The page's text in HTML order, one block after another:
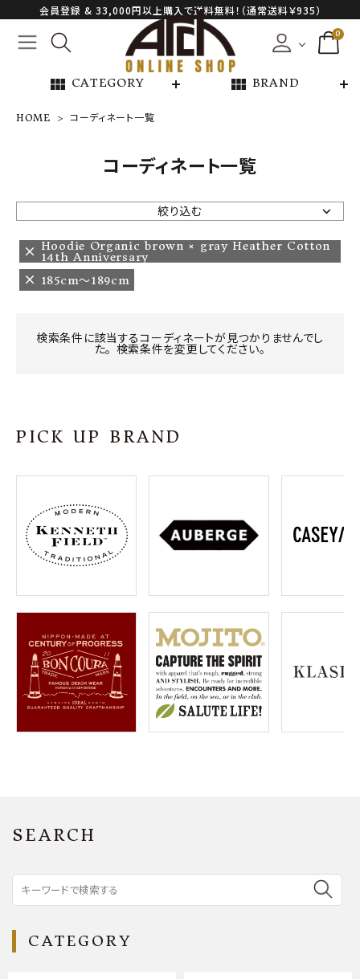
会員登録 & 33,000円以上購入で送料無料！（通常送料￥935）
0
view_module CATEGORY view_module BRAND
NEW ARRIVAL
ARCH EXCLUSIVE
BRAND
CATEGORY
プライバシーポリシー
特定商取引法について
お問い合わせ
OFFICIAL WEB SITE
meeting_room ログイン 会員登録
HOME コーディネート一覧
コーディネート一覧
絞り込む
Hoodie Organic brown × gray Heather Cotton
14th Anniversary
185cm〜189cm
検索条件に該当するコーディネートが見つかりませんでし
た。 検索条件を変更してください。
PICK UP BRAND
SEARCH
CATEGORY